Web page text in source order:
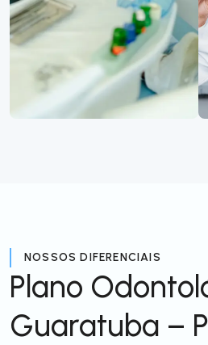
NOSSOS DIFERENCIAIS
Plano
Guaratuba –